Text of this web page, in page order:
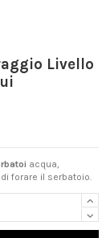
Livello
acqua,
forare il serbatoio.